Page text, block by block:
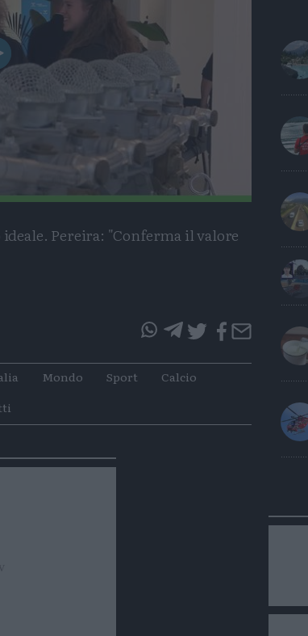
Pereira: "Conferma il valore
articoloarticolo
Mondo Sport
Calcio